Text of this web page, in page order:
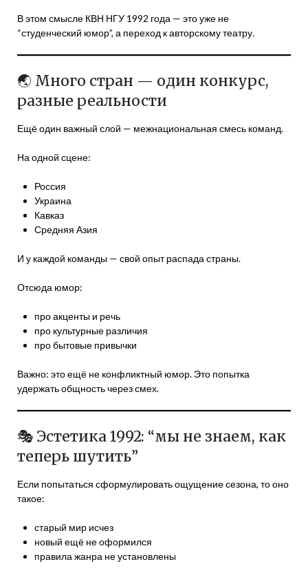
В этом смысле КВН НГУ 1992 года — это уже не
“студенческий юмор”, а переход к авторскому театру.
🌏 Много стран — один конкурс,
разные реальности
Ещё один важный слой — межнациональная смесь команд.
На одной сцене:
Россия
Украина
Кавказ
Средняя Азия
И у каждой команды — свой опыт распада страны.
Отсюда юмор:
про акценты и речь
про культурные различия
про бытовые привычки
Важно: это ещё не конфликтный юмор. Это попытка
удержать общность через смех.
🎭 Эстетика 1992: “мы не знаем, как
теперь шутить”
Если попытаться сформулировать ощущение сезона, то оно
такое:
старый мир исчез
новый ещё не оформился
правила жанра не установлены